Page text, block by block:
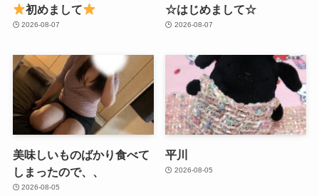
初めまして
2026-08-07
☆はじめまして☆
2026-08-07
美味しいものばかり食べて
しまったので、、
2026-08-05
平川
2026-08-05